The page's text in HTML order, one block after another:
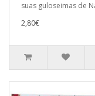
suas guloseimas de
2,80€